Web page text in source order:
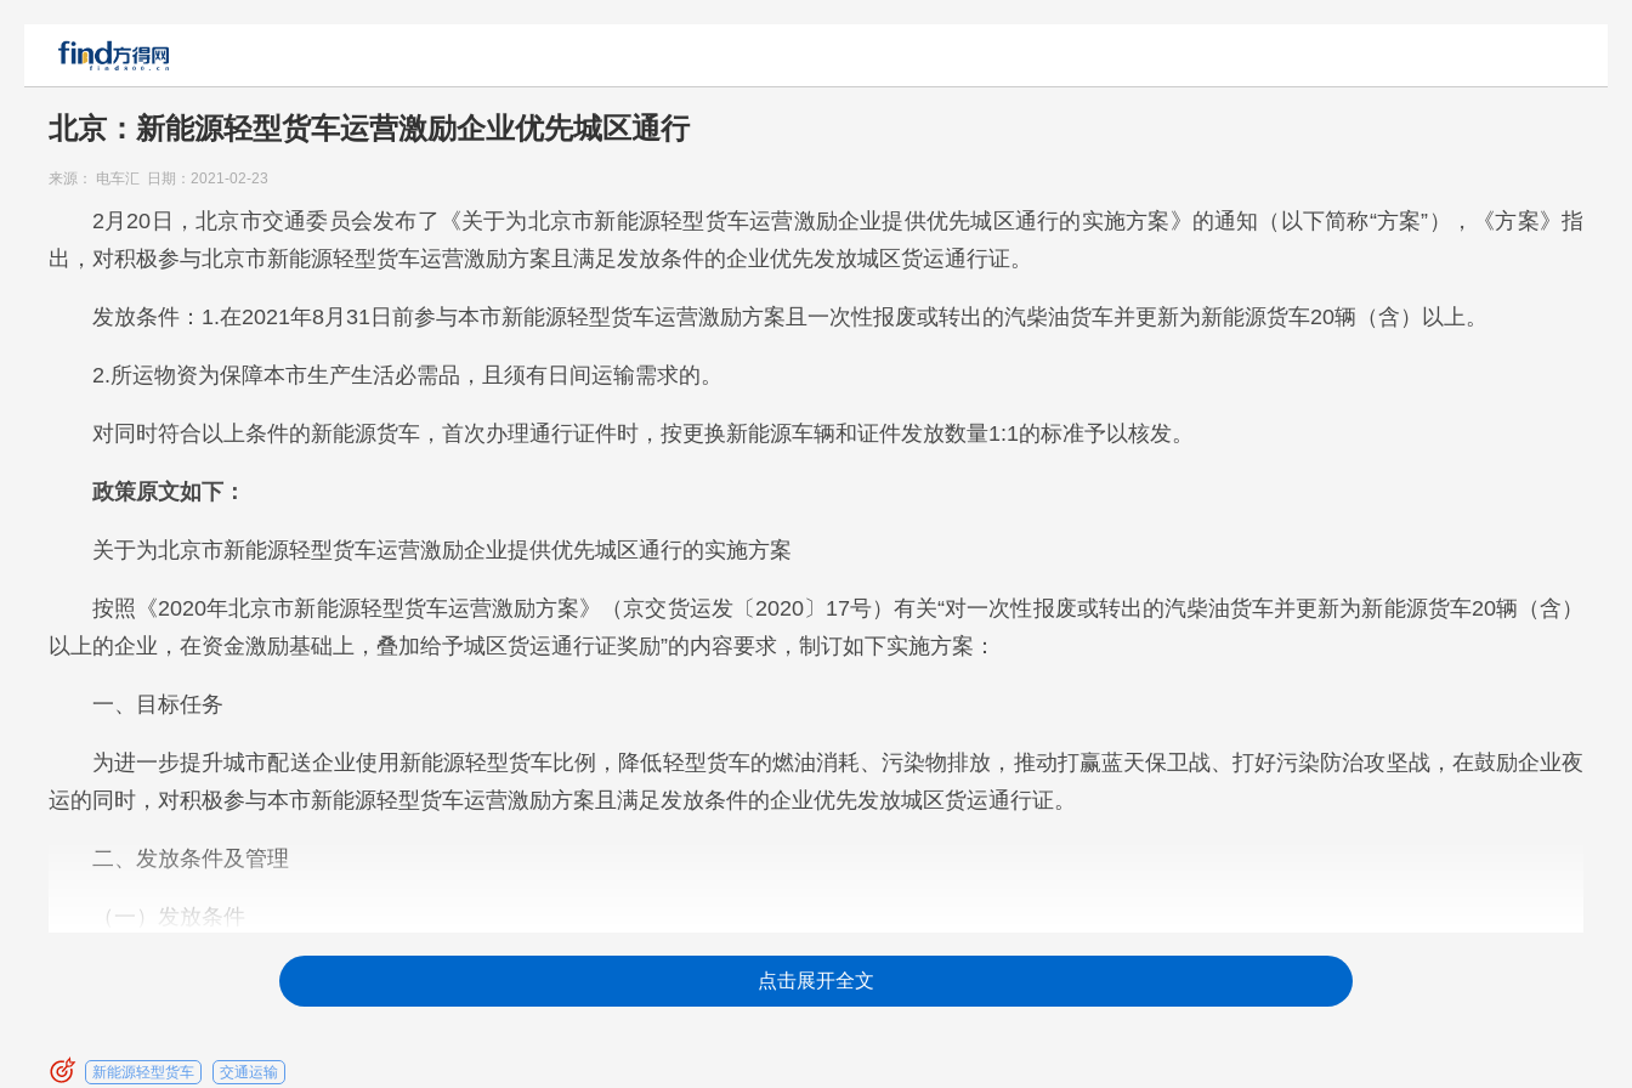
北京：新能源轻型货车运营激励企业优先城区通行
来源： 电车汇 日期：2021-02-23
2月20日，北京市交通委员会发布了《关于为北京市新能源轻型货车运营激励企业提供优先城区通行的实施方案》的通知（以下简称“方案”），《方案》指
出，对积极参与北京市新能源轻型货车运营激励方案且满足发放条件的企业优先发放城区货运通行证。
发放条件：1.在2021年8月31日前参与本市新能源轻型货车运营激励方案且一次性报废或转出的汽柴油货车并更新为新能源货车20辆（含）以上。
2.所运物资为保障本市生产生活必需品，且须有日间运输需求的。
对同时符合以上条件的新能源货车，首次办理通行证件时，按更换新能源车辆和证件发放数量1:1的标准予以核发。
政策原文如下：
关于为北京市新能源轻型货车运营激励企业提供优先城区通行的实施方案
按照《2020年北京市新能源轻型货车运营激励方案》（京交货运发〔2020〕17号）有关“对一次性报废或转出的汽柴油货车并更新为新能源货车20辆（含）
以上的企业，在资金激励基础上，叠加给予城区货运通行证奖励”的内容要求，制订如下实施方案：
一、目标任务
为进一步提升城市配送企业使用新能源轻型货车比例，降低轻型货车的燃油消耗、污染物排放，推动打赢蓝天保卫战、打好污染防治攻坚战，在鼓励企业夜
运的同时，对积极参与本市新能源轻型货车运营激励方案且满足发放条件的企业优先发放城区货运通行证。
二、发放条件及管理
（一）发放条件
1.在2021年8月31日前参与本市新能源轻型货车运营激励方案且一次性报废或转出的汽柴油货车并更新为新能源货车20辆（含）以上。
点击展开全文
新能源轻型货车 交通运输